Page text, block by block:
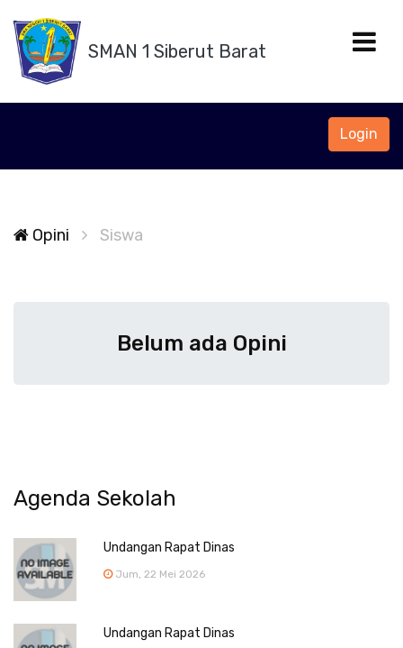
SMAN 1 Siberut Barat
Login
Opini Siswa
Belum ada Opini
Agenda Sekolah
Undangan Rapat Dinas
Jum, 22 Mei 2026
Undangan Rapat Dinas